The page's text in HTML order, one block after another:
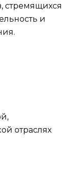
стремящихся
и
отраслях